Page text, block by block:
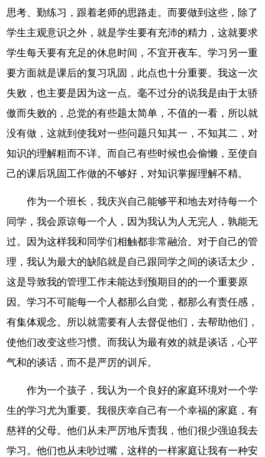
思考、勤练习，跟着老师的思路走。而要做到这些，除了
学生主观意识之外，就是学生要有充沛的精力，这就要求
学生每天要有充足的休息时间，不宜开夜车。学习另一重
要方面就是课后的复习巩固，此点也十分重要。我这一次
失败，也主要是因为这一点。毫不过分的说我是由于太骄
傲而失败的，总觉的有些题太简单，不值的一看，所以就
没有做，这就到使我对一些问题只知其一，不知其二，对
知识的理解粗而不详。而自己有些时候也会偷懒，至使自
己的课后巩固工作做的不够好，对知识掌握理解不精。
作为一个班长，我庆兴自己能够平和地去对待每一个
同学，我会原谅每一个人，因为我认为人无完人，孰能无
过。因为这样我和同学们相触都非常融洽。对于自己的管
理，我认为最大的缺陷就是自己跟同学之间的谈话太少，
这是导致我的管理工作未能达到预期目的的一个重要原
因。学习不可能每一个人都那么自觉，都那么有责任感，
有集体观念。所以就需要有人去督促他们，去帮助他们，
使他们改变这些习惯。而我认为最有效的就是谈话，心平
气和的谈话，而不是严厉的训斥。
作为一个孩子，我认为一个良好的家庭环境对一个学
生的学习尤为重要。我很庆幸自己有一个幸福的家庭，有
慈祥的父母。他们从未严厉地斥责我，他们很少强迫我去
学习。他们也从未吵过嘴，这样的一样家庭让我有一种安